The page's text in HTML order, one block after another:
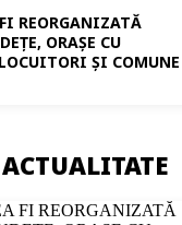
REORGANIZATĂ
ORAȘE CU
ȘI COMUNE